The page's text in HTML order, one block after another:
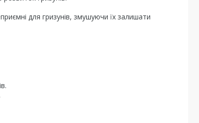
для гризунів, змушуючи їх залишати